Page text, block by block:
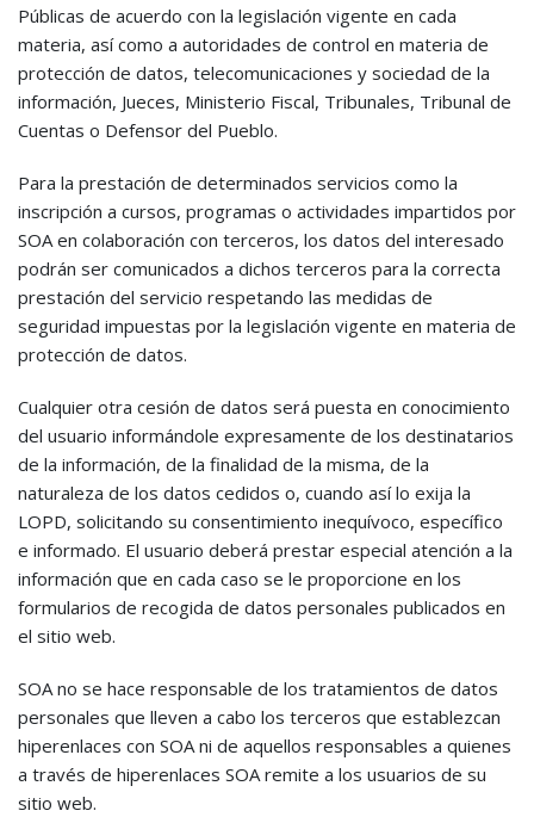
Públicas de acuerdo con la legislación vigente en cada
materia, así como a autoridades de control en materia de
protección de datos, telecomunicaciones y sociedad de la
información, Jueces, Ministerio Fiscal, Tribunales, Tribunal de
Cuentas o Defensor del Pueblo.
Para la prestación de determinados servicios como la
inscripción a cursos, programas o actividades impartidos por
SOA en colaboración con terceros, los datos del interesado
podrán ser comunicados a dichos terceros para la correcta
prestación del servicio respetando las medidas de
seguridad impuestas por la legislación vigente en materia de
protección de datos.
Cualquier otra cesión de datos será puesta en conocimiento
del usuario informándole expresamente de los destinatarios
de la información, de la finalidad de la misma, de la
naturaleza de los datos cedidos o, cuando así lo exija la
LOPD, solicitando su consentimiento inequívoco, específico
e informado. El usuario deberá prestar especial atención a la
información que en cada caso se le proporcione en los
formularios de recogida de datos personales publicados en
el sitio web.
SOA no se hace responsable de los tratamientos de datos
personales que lleven a cabo los terceros que establezcan
hiperenlaces con SOA ni de aquellos responsables a quienes
a través de hiperenlaces SOA remite a los usuarios de su
sitio web.